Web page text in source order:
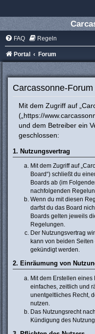
FAQ Regeln
Portal Forum
Carcassonne-
Mit dem Zugriff auf
(„https://
und dem Betreiber ein
geschlossen:
1. Nutzungsvertrag
Mit dem Zugriff auf
Board“) schließt du
Boards ab (im
nachfolgenden
Wenn du mit diesen
darfst du das Board
Boards gelten jeweils
Regelungen.
Der Nutzungsvertrag
kann von beiden
gekündigt werden.
2. Einräumung von
Mit dem Erstellen
einfaches, zeitlich und
unentgeltliches Recht,
nutzen.
Das Nutzungsrecht
Kündigung des